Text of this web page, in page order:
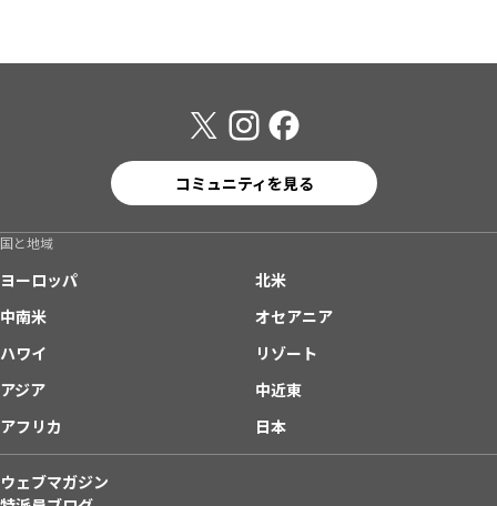
コミュニティを見る
国と地域
ヨーロッパ
北米
中南米
オセアニア
ハワイ
リゾート
アジア
中近東
アフリカ
日本
ウェブマガジン